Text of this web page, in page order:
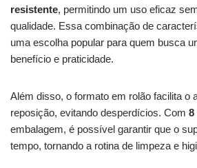
resistente, permitindo um uso eficaz
qualidade. Essa combinação de
uma escolha popular para quem busca
benefício e praticidade.
Além disso, o formato em rolão facilita o
reposição, evitando desperdícios. Com 8
embalagem, é possível garantir que o
tempo, tornando a rotina de limpeza e